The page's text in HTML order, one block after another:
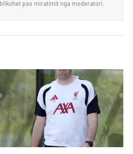
pas miratimit nga moderatori.